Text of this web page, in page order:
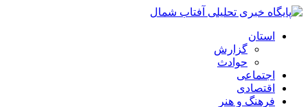
استان
گزارش
حوادث
اجتماعی
اقتصادی
فرهنگ و هنر